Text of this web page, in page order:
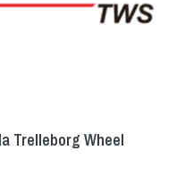
Trelleborg Wheel